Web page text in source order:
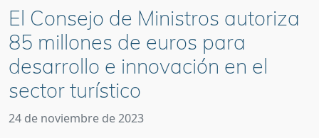
El Consejo de Ministros autoriza
85 millones de euros para
desarrollo e innovación en el
sector turístico
24 de noviembre de 2023